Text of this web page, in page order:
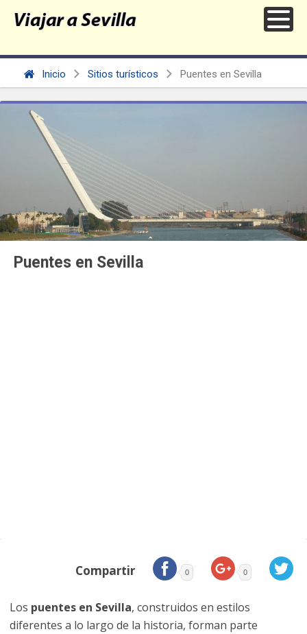
Inicio Sitios turísticos Puentes en Sevilla
Puentes en Sevilla
Compartir 0 0
Los puentes en Sevilla, construidos en estilos
diferentes a lo largo de la historia, forman parte